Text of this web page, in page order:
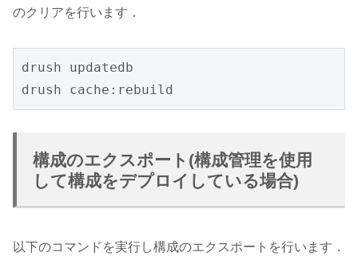
のクリアを行います．
drush updatedb
drush cache:rebuild
構成のエクスポート(構成管理を使用
して構成をデプロイしている場合)
以下のコマンドを実行し構成のエクスポートを行います．